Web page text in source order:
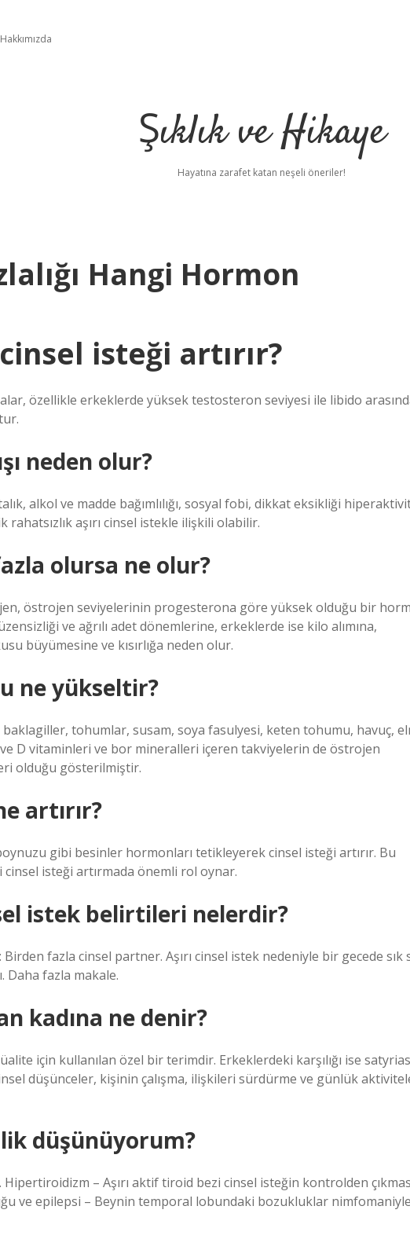
Hakkımızda
Şıklık ve Hikaye
Hayatına zarafet katan neşeli öneriler!
Hangi Hormon
isteği artırır?
özellikle erkeklerde yüksek testosteron seviyesi ile libido
neden olur?
alkol ve madde bağımlılığı, sosyal fobi, dikkat eksikliği
aşırı cinsel istekle ilişkili olabilir.
olursa ne olur?
östrojen seviyelerinin progesterona göre yüksek olduğu bir
ve ağrılı adet dönemlerine, erkeklerde ise kilo alımına,
büyümesine ve kısırlığa neden olur.
ne yükseltir?
tohumlar, susam, soya fasulyesi, keten tohumu, havuç,
ve D vitaminleri ve bor mineralleri içeren takviyelerin de östrojen
olduğu gösterilmiştir.
artırır?
gibi besinler hormonları tetikleyerek cinsel isteği artırır. Bu
isteği artırmada önemli rol oynar.
istek belirtileri nelerdir?
fazla cinsel partner. Aşırı cinsel istek nedeniyle bir gecede sık
Daha fazla makale.
kadına ne denir?
için kullanılan özel bir terimdir. Erkeklerdeki karşılığı ise
düşünceler, kişinin çalışma, ilişkileri sürdürme ve günlük
düşünüyorum?
Hipertiroidizm – Aşırı aktif tiroid bezi cinsel isteğin kontrolden
ve epilepsi – Beynin temporal lobundaki bozukluklar nimfomaniyle